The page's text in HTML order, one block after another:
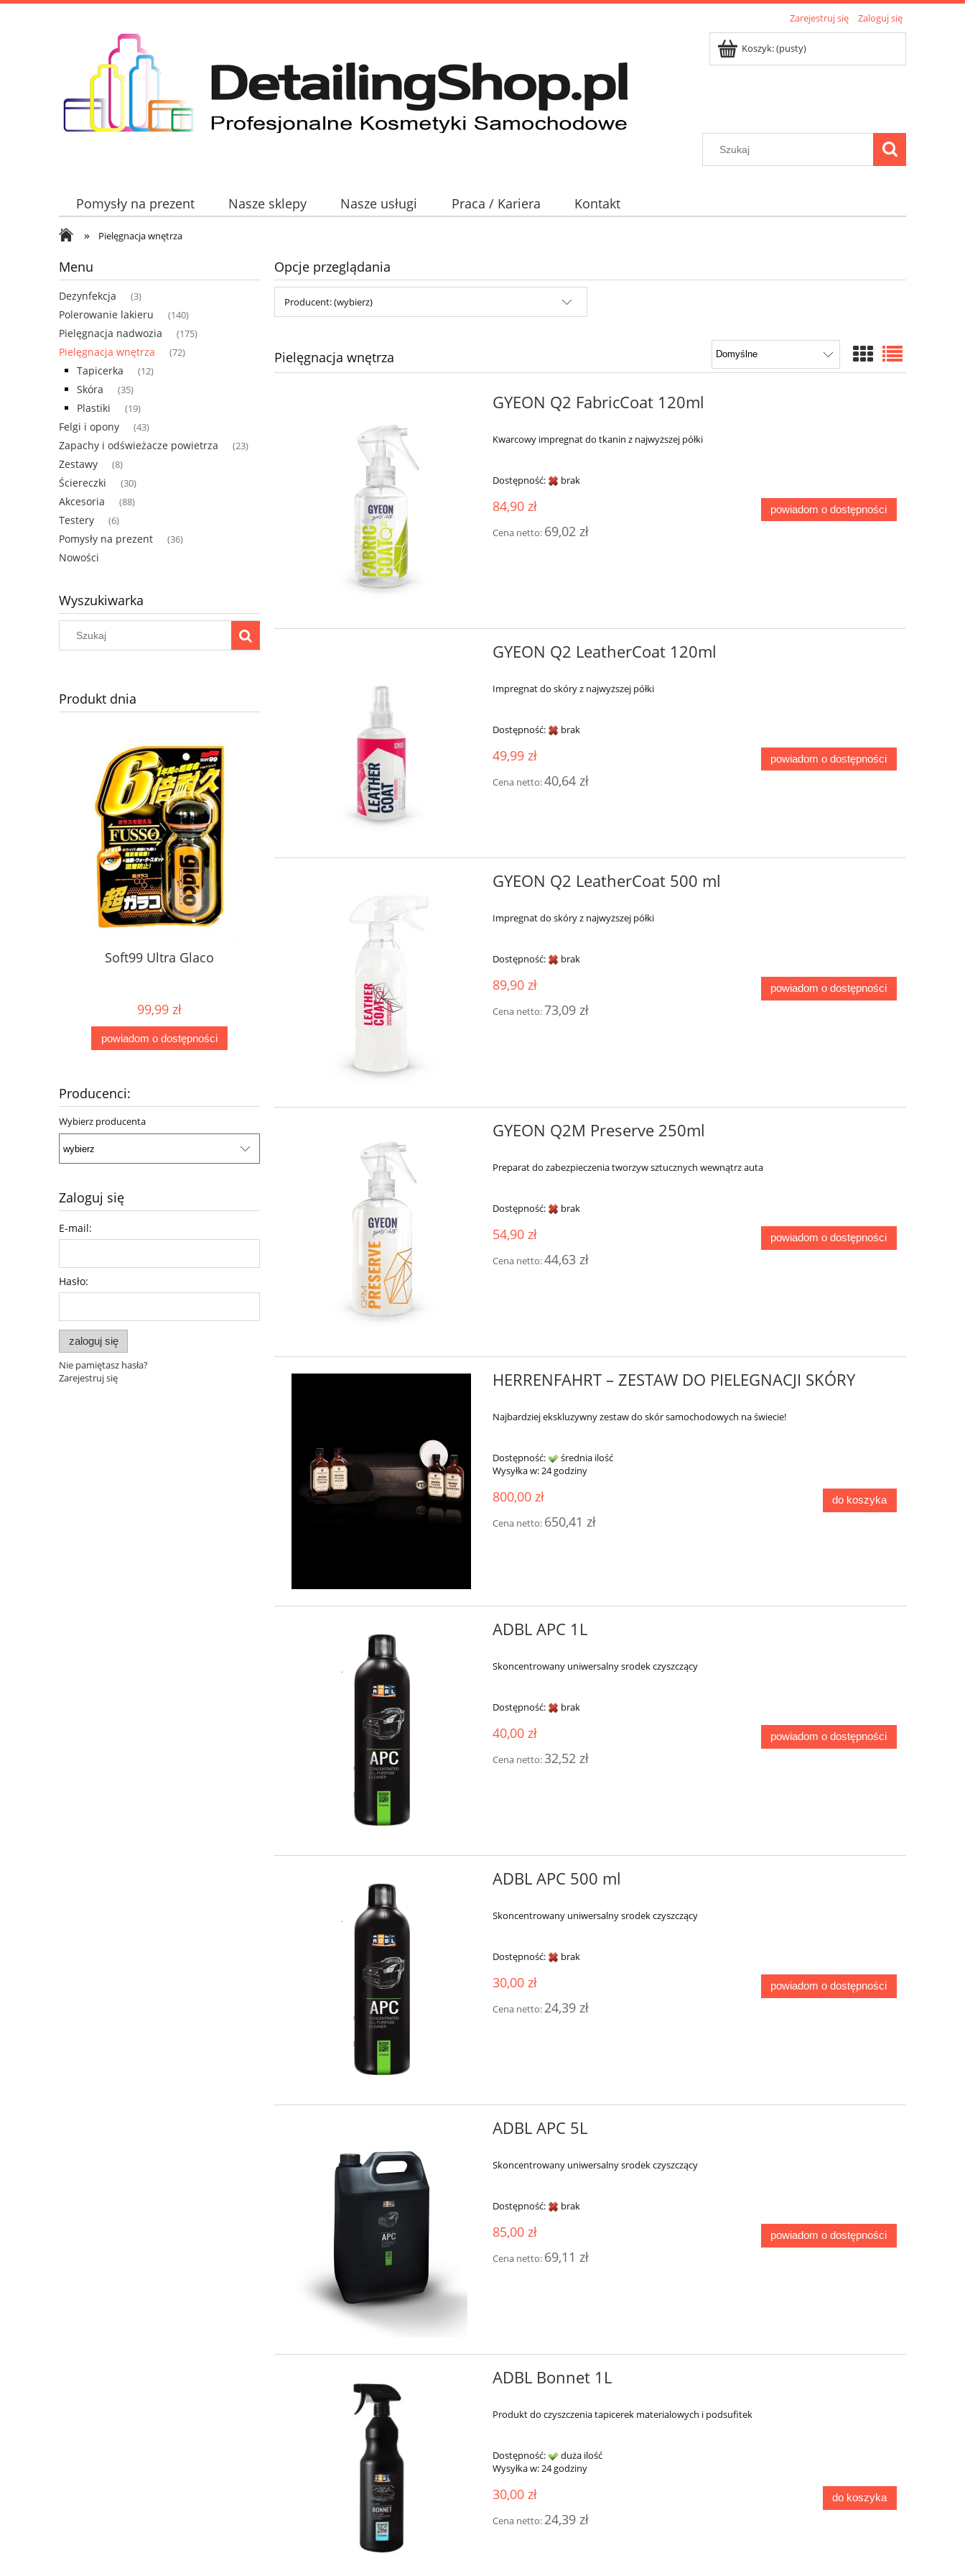
Zarejestruj się Zaloguj się
Koszyk:(pusty)
Pomysły na prezent Nasze sklepy Nasze usługi Praca / Kariera Kontakt
» Pielęgnacja wnętrza
Menu
Dezynfekcja (3)
Polerowanie lakieru (140)
Pielęgnacja nadwozia (175)
Pielęgnacja wnętrza (72)
Tapicerka (12)
Skóra (35)
Plastiki (19)
Felgi i opony (43)
Zapachy i odświeżacze powietrza (23)
Zestawy (8)
Ściereczki (30)
Akcesoria (88)
Testery (6)
Pomysły na prezent (36)
Nowości
Wyszukiwarka
Produkt dnia
Soft99 Ultra Glaco
99,99 zł
powiadom o dostępności
Producenci:
Wybierz producenta
Zaloguj się
E-mail:
Hasło:
zaloguj się
Nie pamiętasz hasła?
Zarejestruj się
Opcje przeglądania
Producent: (wybierz)
Pielęgnacja wnętrza
GYEON Q2 FabricCoat 120ml
Kwarcowy impregnat do tkanin z najwyższej półki
Dostępność: brak
84,90 zł
Cena netto: 69,02 zł
powiadom o dostępności
GYEON Q2 LeatherCoat 120ml
Impregnat do skóry z najwyższej półki
Dostępność: brak
49,99 zł
Cena netto:40,64 zł
powiadom o dostępności
GYEON Q2 LeatherCoat 500 ml
Impregnat do skóry z najwyższej półki
Dostępność: brak
89,90 zł
Cena netto:73,09 zł
powiadom o dostępności
GYEON Q2M Preserve 250ml
Preparat do zabezpieczenia tworzyw sztucznych wewnątrz auta
Dostępność: brak
54,90 zł
Cena netto:44,63 zł
powiadom o dostępności
HERRENFAHRT – ZESTAW DO PIELEGNACJI SKÓRY
Najbardziej ekskluzywny zestaw do skór samochodowych na świecie!
Dostępność:
średnia ilość
Wysyłka w:24 godziny
800,00 zł
Cena netto: 650,41 zł
do koszyka
ADBL APC 1L
Skoncentrowany uniwersalny srodek czyszczący
Dostępność: brak
40,00 zł
Cena netto:32,52 zł
powiadom o dostępności
ADBL APC 500 ml
Skoncentrowany uniwersalny srodek czyszczący
Dostępność: brak
30,00 zł
Cena netto: 24,39 zł
powiadom o dostępności
ADBL APC 5L
Skoncentrowany uniwersalny srodek czyszczący
Dostępność: brak
85,00 zł
Cena netto: 69,11 zł
powiadom o dostępności
ADBL Bonnet 1L
Produkt do czyszczenia tapicerek materialowych i podsufitek
Dostępność:
duża ilość
Wysyłka w:24 godziny
30,00 zł
Cena netto: 24,39 zł
do koszyka